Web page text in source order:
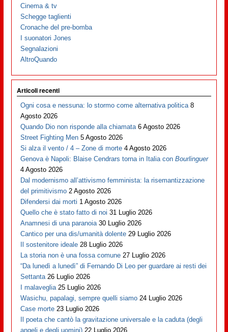
Cinema & tv
Schegge taglienti
Cronache del pre-bomba
I suonatori Jones
Segnalazioni
AltroQuando
Articoli recenti
Ogni cosa e nessuna: lo stormo come alternativa politica 8
Agosto 2026
Quando Dio non risponde alla chiamata 6 Agosto 2026
Street Fighting Men 5 Agosto 2026
Si alza il vento / 4 – Zone di morte 4 Agosto 2026
Genova è Napoli: Blaise Cendrars torna in Italia conBourlinguer
4 Agosto 2026
Dal modernismo all’attivismo femminista: la risemantizzazione
del primitivismo 2 Agosto 2026
Difendersi dai morti 1 Agosto 2026
Quello che è stato fatto di noi 31 Luglio 2026
Anamnesi di una paranoia 30 Luglio 2026
Cantico per una dis/umanità dolente 29 Luglio 2026
Il sostenitore ideale 28 Luglio 2026
La storia non è una fossa comune 27 Luglio 2026
“Da lunedì a lunedì” di Fernando Di Leo per guardare ai resti dei
Settanta 26 Luglio 2026
I malaveglia 25 Luglio 2026
Wasichu, papalagi, sempre quelli siamo 24 Luglio 2026
Case morte 23 Luglio 2026
Il poeta che cantò la gravitazione universale e la caduta (degli
angeli e degli uomini) 22 Luglio 2026